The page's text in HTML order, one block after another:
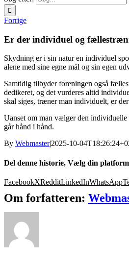
Forrige
Er der individuel og
Skydning er i sin natur en individuel
alene med sine egne mål og sin egen
Samtidig tilbyder foreningen også
dedikeret, og det vurderes altid
skal siges, træner man individuelt, er
Uanset om man vælger den
går hånd i hånd.
By Webmaster|2025-10-
Del denne historie, Vælg din
FacebookXRedditLinkedInWhatsApp
Om forfatteren: